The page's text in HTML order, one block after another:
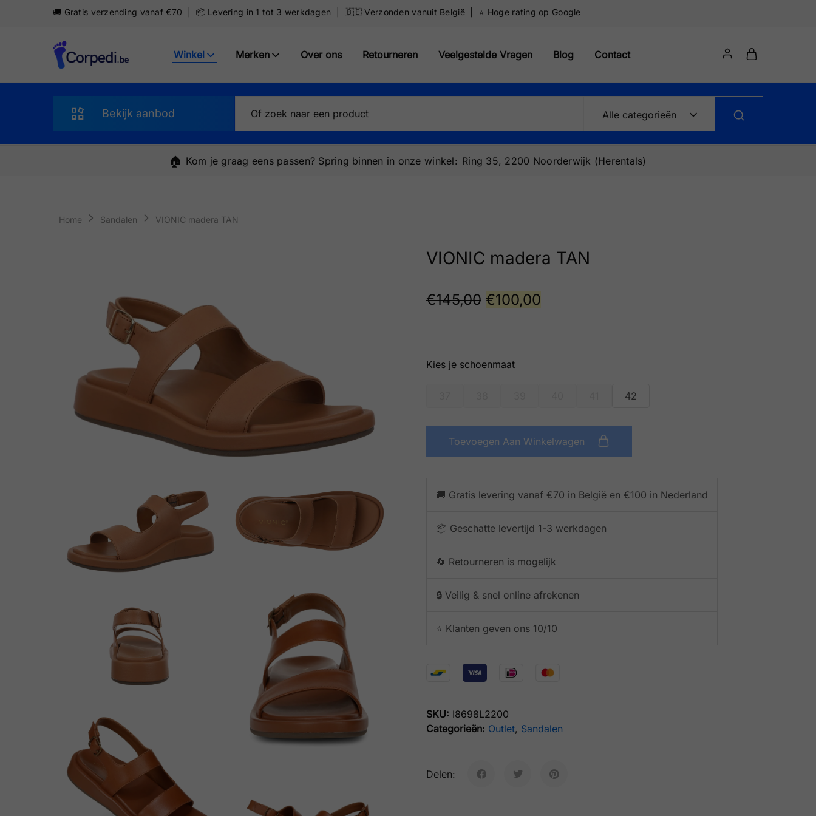
🚚 Gratis verzending vanaf €70 | 📦 Levering in 1 tot 3 werkdagen | 🇧🇪 Verzonden vanuit België | ⭐️ Hoge rating op Google
Corpedi Winkel Merken Over ons Retourneren Veelgestelde Vragen Blog Contact
Bekijk aanbod
Inlegzolen
Voet- en schoenverzorging
Outlet
Cadeaubon
Alle categorieën
🏠 Kom je graag eens passen? Spring binnen in onze winkel: Ring 35, 2200 Noorderwijk (Herentals)
Home Sandalen VIONIC madera TAN
VIONIC madera TAN
€145,00 €100,00
schoenmaat
42
Toevoegen Aan Winkelwagen
🚚 Gratis levering vanaf €70 in België en €100 in Nederland
📦 Geschatte levertijd 1-3 werkdagen
🔄 Retourneren is mogelijk
🔒 Veilig & snel online afrekenen
⭐️ Klanten geven ons 10/10
SKU: I8698L2200
Categorieën: Outlet, Sandalen
Delen: